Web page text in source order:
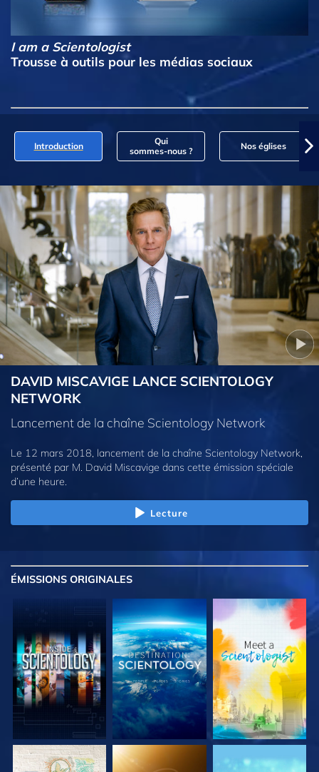
I am a Scientologist
Trousse à outils pour les médias sociaux
Introduction
Qui
sommes‑nous ?
Nos églises
DAVID MISCAVIGE LANCE SCIENTOLOGY
NETWORK
Lancement de la chaîne Scientology Network
Le 12 mars 2018, lancement de la chaîne Scientology Network,
présenté par M. David Miscavige dans cette émission spéciale
d’une heure.
Lecture
ÉMISSIONS ORIGINALES